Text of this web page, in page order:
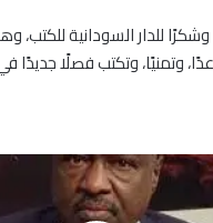
للدار السودانية
وتمنيًا، وتكتب فصلًا